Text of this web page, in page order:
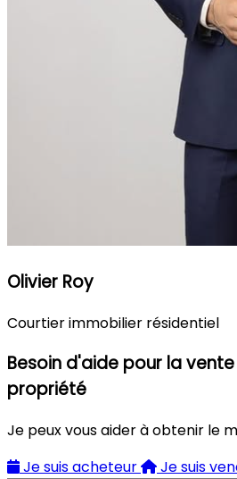
Olivier Roy
Courtier immobilier résidentiel
Besoin d'aide pour la
propriété
Je peux vous aider à obtenir le
Je suis acheteur
Je suis